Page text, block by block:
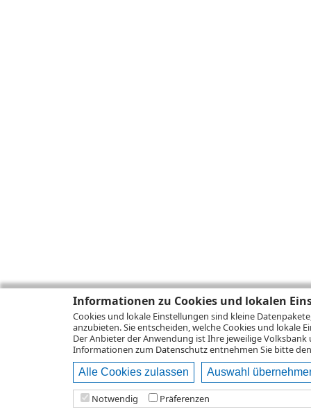
Informationen zu Cookies und lokalen
Cookies und lokale Einstellungen sind kleine
anzubieten. Sie entscheiden, welche Cookies und lokale
Der Anbieter der Anwendung ist Ihre jeweilige Volksbank
Informationen zum Datenschutzentnehmen Sie bitte
Alle Cookies zulassen Auswahl
Notwendig Präferenzen